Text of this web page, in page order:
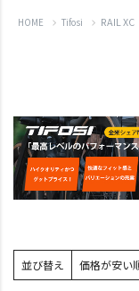
HOME Tifosi RAIL XC
並び替え 価格が安い